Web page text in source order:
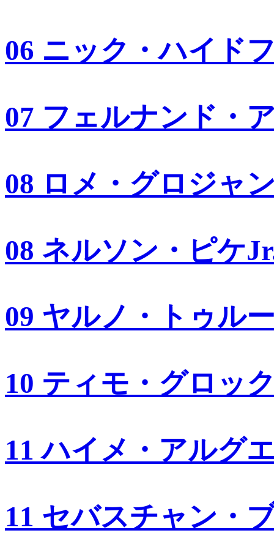
06 ニック・ハイド
07 フェルナンド・
08 ロメ・グロジャ
08 ネルソン・ピケ
09 ヤルノ・トゥル
10 ティモ・グロッ
11 ハイメ・アルグ
11 セバスチャン・